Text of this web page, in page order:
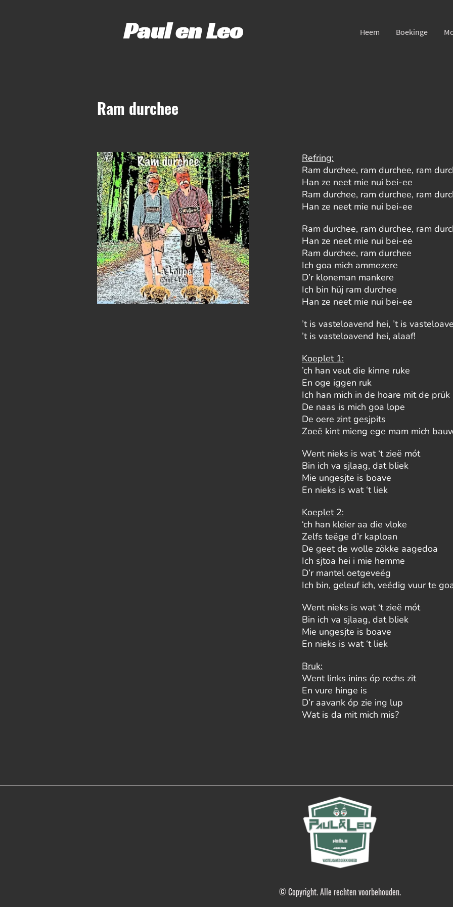
Paul en Leo Heem Boekinge
Ram durchee
Refring:
Ram durchee, ram durchee, ram
Han ze neet mie nui bei-ee
Ram durchee, ram durchee, ram
Han ze neet mie nui bei-ee
Ram durchee, ram durchee, ram
Han ze neet mie nui bei-ee
Ram durchee, ram durchee
Ich goa mich ammezere
D’r kloneman mankere
Ich bin hüj ram durchee
Han ze neet mie nui bei-ee
’t is vasteloavend hei, ’t is
’t is vasteloavend hei, alaaf!
Koeplet 1:
’ch han veut die kinne ruke
En oge iggen ruk
Ich han mich in de hoare mit de prük
De naas is mich goa lope
De oere zint gesjpits
Zoeë kint mieng ege mam mich
Went nieks is wat ‘t zieë mót
Bin ich va sjlaag, dat bliek
Mie ungesjte is boave
En nieks is wat ‘t liek
Koeplet 2:
‘ch han kleier aa die vloke
Zelfs teëge d’r kaploan
De geet de wolle zökke aagedoa
Ich sjtoa hei i mie hemme
D’r mantel oetgeveëg
Ich bin, geleuf ich, veëdig vuur te
Went nieks is wat ‘t zieë mót
Bin ich va sjlaag, dat bliek
Mie ungesjte is boave
En nieks is wat ‘t liek
Bruk:
Went links inins óp rechs zit
En vure hinge is
D’r aavank óp zie ing lup
Wat is da mit mich mis?
© Copyright. Alle rechten voorbehouden.